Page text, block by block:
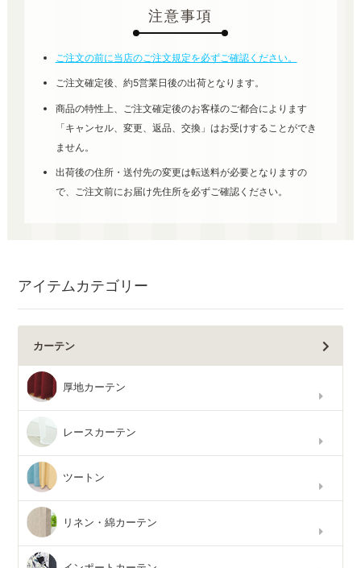
注意事項
ご注文の前に当店のご注文規定を必ずご確認ください。
ご注文確定後、約5営業日後の出荷となります。
商品の特性上、ご注文確定後のお客様のご都合によります
「キャンセル、変更、返品、交換」はお受けすることができ
ません。
出荷後の住所・送付先の変更は転送料が必要となりますの
で、ご注文前にお届け先住所を必ずご確認ください。
アイテムカテゴリー
カーテン
厚地カーテン
レースカーテン
ツートン
リネン・綿カーテン